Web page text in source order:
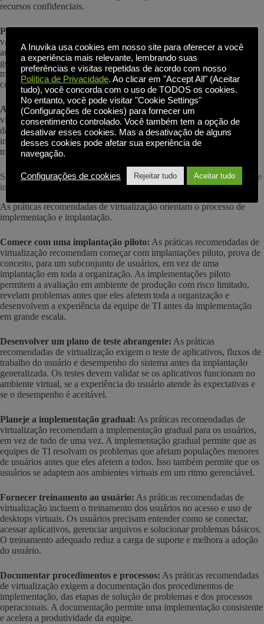
recursos confidenciais.
Planeje para multilocação, se aplicável:
várias unidades de negócios, departamentos ou clientes locatários, as
arquiteturas multilocatário que isolam os locatários e permitem o
gerenciamento centralizado devem fazer parte da solução. O design
multilocatário reduz a sobrecarga administrativa e permite o
compartilhamento eficiente de recursos.
Arquitetura e design de documentos: As práticas recomendadas de
virtualização exigem a documentação da arquitetura da infraestrutura,
das decisões de projeto e da lógica. A documentação permite uma
implementação consistente, acelera a solução de problemas e facilita a
transferência de conhecimento para a nova equipe.
Seção 3: Práticas recomendadas de virtualização para implementação e
implantação
As práticas recomendadas de virtualização orientam o processo de
implementação e implantação.
Comece com uma implantação piloto: As práticas recomendadas de
virtualização recomendam começar com implantações piloto, prova de
conceito, para um subconjunto de usuários, em vez de uma
implantação em toda a organização. As implementações piloto
permitem a avaliação em ambiente de produção com risco limitado,
revelam problemas antes que eles afetem toda a organização e
desenvolvem a experiência da equipe de TI antes da implementação
em grande escala.
Desenvolver um plano de teste abrangente: As práticas
recomendadas de virtualização exigem o teste de aplicativos, fluxos de
trabalho do usuário e desempenho do sistema antes da implantação
generalizada. Os testes devem validar se os aplicativos funcionam no
ambiente virtual, se a experiência do usuário atende às expectativas e
se o desempenho é aceitável.
Planeje a implementação gradual: As práticas recomendadas de
virtualização recomendam a implementação gradual para os usuários,
em vez de tudo de uma vez. A implementação gradual permite que as
equipes de TI resolvam os problemas que afetam populações menores
de usuários antes que eles afetem a todos. Isso também permite que os
usuários se adaptem aos ambientes virtuais em um ritmo gerenciável.
Fornecer treinamento ao usuário: As práticas recomendadas de
virtualização incluem o treinamento dos usuários no acesso e uso de
desktops virtuais. Os usuários precisam entender como se conectar,
acessar aplicativos, gerenciar arquivos e solucionar problemas básicos.
O treinamento adequado reduz a carga de suporte e melhora a adoção
do usuário.
Documentar procedimentos e processos: As práticas recomendadas
de virtualização exigem a documentação dos procedimentos de
implementação, das etapas de solução de problemas e dos processos
operacionais. A documentação permite uma implementação consistente
e acelera a produtividade da equipe.
A Inuvika usa cookies em nosso site para oferecer a você
a experiência mais relevante, lembrando suas
preferências e visitas repetidas de acordo com nosso
Política de Privacidade. Ao clicar em "Accept All" (Aceitar
tudo), você concorda com o uso de TODOS os cookies.
No entanto, você pode visitar "Cookie Settings"
(Configurações de cookies) para fornecer um
consentimento controlado. Você também tem a opção de
desativar esses cookies. Mas a desativação de alguns
desses cookies pode afetar sua experiência de
navegação.
Configurações de cookies Rejeitar tudo Aceitar tudo